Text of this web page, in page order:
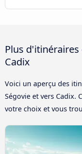
Plus d'itinéraires
Cadix
Voici un aperçu des
Ségovie et vers Cadix.
votre choix et vous